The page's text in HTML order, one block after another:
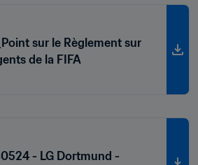
sur le Règlement sur
de la FIFA
- LG Dortmund -